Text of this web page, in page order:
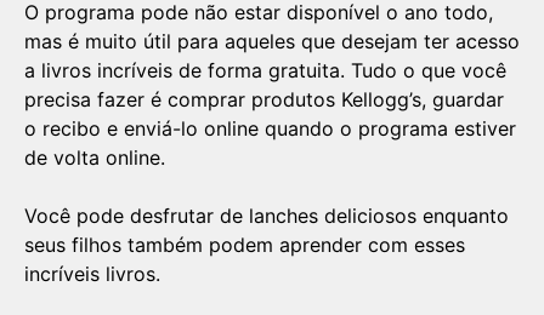
O programa pode não estar disponível o ano todo,
mas é muito útil para aqueles que desejam ter acesso
a livros incríveis de forma gratuita. Tudo o que você
precisa fazer é comprar produtos Kellogg’s, guardar
o recibo e enviá-lo online quando o programa estiver
de volta online.
Você pode desfrutar de lanches deliciosos enquanto
seus filhos também podem aprender com esses
incríveis livros.